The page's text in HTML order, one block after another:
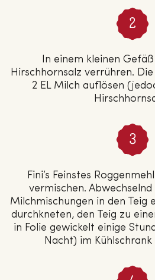
In einem kleinen
Hirschhornsalz verrühren.
2 EL Milch auflösen
Fini’s Feinstes
vermischen.
Milchmischungen in den Teig
durchkneten, den Teig zu
in Folie gewickelt einige
Nacht) im Kühlschrank